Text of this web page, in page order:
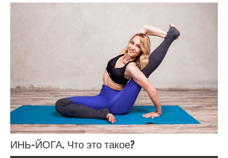
ИНЬ-ЙОГА. Что это такое?